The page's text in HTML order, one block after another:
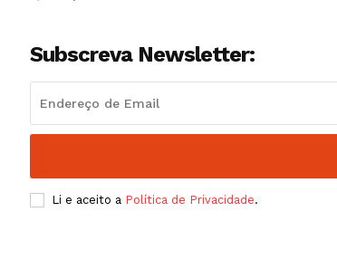
Subscreva Newsletter:
Li e aceito a Política de Privacidade.